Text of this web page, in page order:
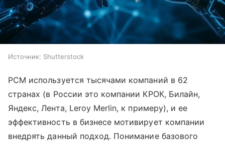
Источник: Shutterstock
PCM используется тысячами компаний в 62
странах (в России это компании КРОК, Билайн,
Яндекс, Лента, Leroy Merlin, к примеру), и ее
эффективность в бизнесе мотивирует компании
внедрять данный подход. Понимание базового